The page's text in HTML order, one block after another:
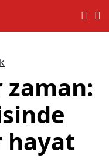
hayat